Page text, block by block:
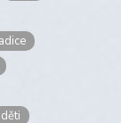
děti